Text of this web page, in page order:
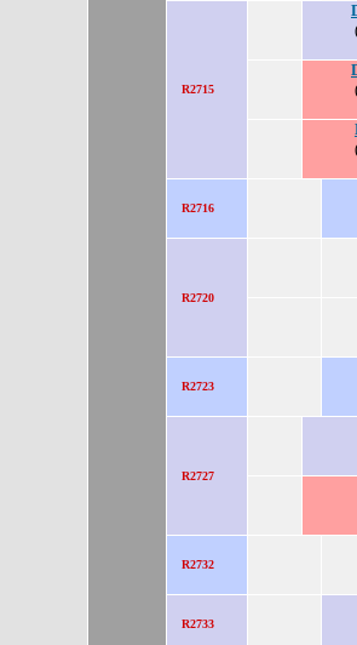
R2715
R2716
R2720
R2723
R2727
R2732
R2733